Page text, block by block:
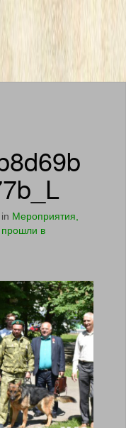
in Мероприятия,
в